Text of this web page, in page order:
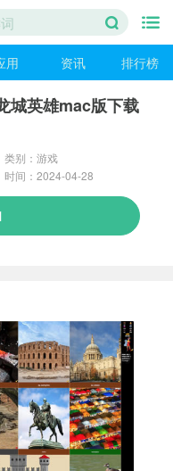
用 资讯 排行榜
城英雄mac版下载
类别：游戏
时间：2024-04-28